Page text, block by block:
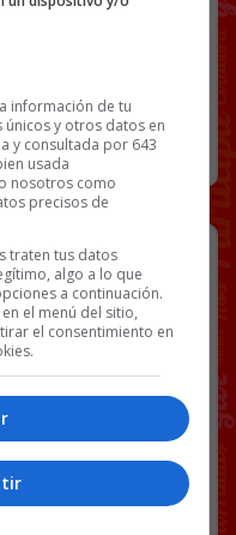
también”
cómo NO hay que
información de tu
y otros datos en
y consultada por 643
usada
nosotros como
precisos de
traten tus datos
algo a lo que
a continuación.
el menú del sitio,
el consentimiento en